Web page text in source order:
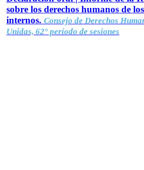
sobre los derechos humanos de
internos. Consejo de Derechos
Unidas, 62° período de sesiones